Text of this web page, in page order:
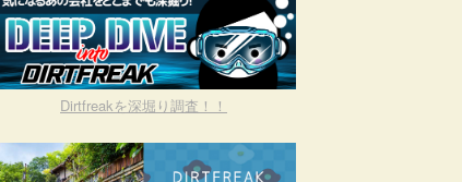
Dirtfreakを深堀り調査！！